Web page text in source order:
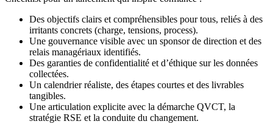
Des objectifs clairs et compréhensibles pour tous, reliés à des
irritants concrets (charge, tensions, process).
Une gouvernance visible avec un sponsor de direction et des
relais managériaux identifiés.
Des garanties de confidentialité et d’éthique sur les données
collectées.
Un calendrier réaliste, des étapes courtes et des livrables
tangibles.
Une articulation explicite avec la démarche QVCT, la
stratégie RSE et la conduite du changement.